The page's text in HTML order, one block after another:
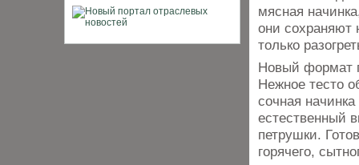
мясная
они
только
Новый формат
Нежное тесто
сочная
естественный
петрушки.
горячего,